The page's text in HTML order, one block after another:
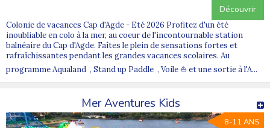
Découvrir
Colonie de vacances Cap d'Agde - Eté 2026 Profitez d'un été
inoubliable en colo à la mer, au coeur de l'incontournable station
balnéaire du Cap d'Agde. Faîtes le plein de sensations fortes et
rafraîchissantes pendant les grandes vacances scolaires. Au
programme Aqualand , Stand up Paddle , Voile ⛵ et une sortie à l'A...
Mer Aventures Kids
8-11 ANS